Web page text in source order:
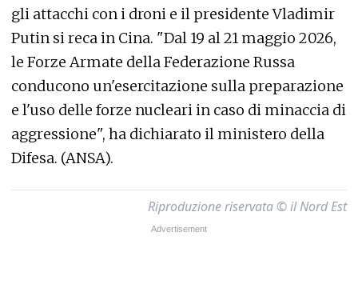
gli attacchi con i droni e il presidente Vladimir
Putin si reca in Cina. "Dal 19 al 21 maggio 2026,
le Forze Armate della Federazione Russa
conducono un'esercitazione sulla preparazione
e l'uso delle forze nucleari in caso di minaccia di
aggressione", ha dichiarato il ministero della
Difesa. (ANSA).
Riproduzione riservata © il Nord Est